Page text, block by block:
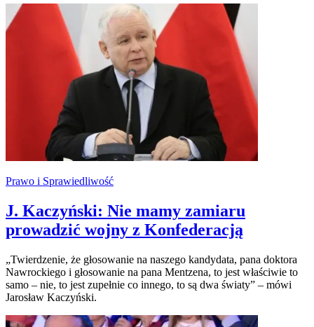
Prawo i Sprawiedliwość
J. Kaczyński: Nie mamy zamiaru
prowadzić wojny z Konfederacją
„Twierdzenie, że głosowanie na naszego kandydata, pana doktora
Nawrockiego i głosowanie na pana Mentzena, to jest właściwie to
samo – nie, to jest zupełnie co innego, to są dwa światy” – mówi
Jarosław Kaczyński.